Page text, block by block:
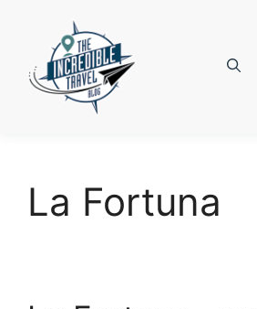
springen
La Fortuna